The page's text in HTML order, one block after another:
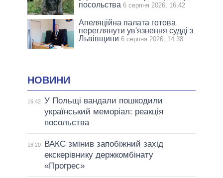
посольства 6 серпня 2026, 16:42
Апеляційна палата готова
переглянути ув'язнення судді з
Львівщини 6 серпня 2026, 14:38
НОВИНИ
16:42 У Польщі вандали пошкодили
український меморіал: реакція
посольства
16:20
ВАКС змінив запобіжний захід
екскерівнику держкомбінату
«Прогрес»